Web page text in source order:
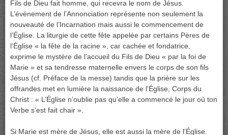
Fils de Dieu fait homme, qui recevra le nom de Jésus.
L’événement de l’Annonciation représente non seulement la
nouveauté de l’Incarnation mais aussi le commencement de
l’Église. La liturgie de cette fête appelée par certains Pères de
l’Église « la fête de la racine », car cachée et fondatrice,
exprime le mystère de l’accueil du Fils de Dieu « par la foi de
Marie » et sa tendresse maternelle envers le corps de son fils
Jésus (cf. Préface de la messe) tandis que la prière sur les
offrandes met en lumière la naissance de l’Église, Corps du
Christ : « L’Église n’oublie pas qu’elle a commencé le jour où ton
Verbe s’est fait chair ».
Si Marie est mère de Jésus, elle est aussi la mère de l’Église.